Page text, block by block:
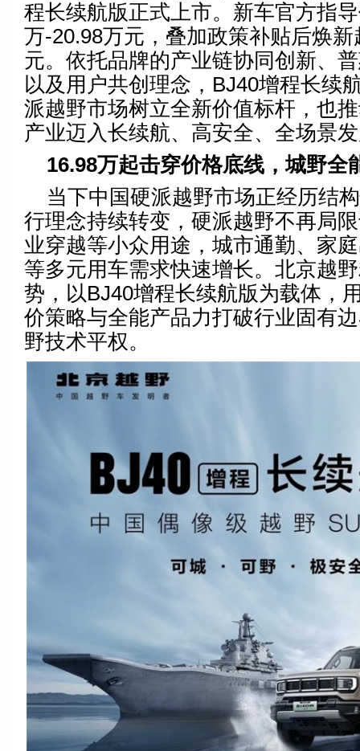
程长续航版正式上市。新车官方指
万-20.98万元，叠加政策补贴后焕新
元。依托品牌的产业链协同创新、
以及用户共创理念，BJ40增程长续
派越野市场树立全新价值标杆，也
产业迈入长续航、高安全、全场景
16.98万起击穿价格底线，城野全
当下中国硬派越野市场正经历结
行理念持续转变，硬派越野不再局
业穿越等小众用途，城市通勤、家
等多元用车需求快速增长。北京越
势，以BJ40增程长续航版为载体，
价策略与全能产品力打破行业固有
野技术平权。